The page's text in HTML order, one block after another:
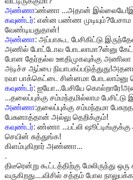
அண்ணா:ண்ணா ...அதான்
கவுண்டர்: என்ன பண்ண முடியும்?பேசாம
வேண்டியதுதான்!
அண்ணா: அப்பாகூட பேசிகிட்டு
அணில் போட்டோவ போடலாமா?ன்னு
போன தேர்தல்ல ஊதிமுகவுக்கு அணிலா
அடிச்ச ஆப்பை
ரவா பாக்கெட்டை சின்னமா போடலாம்னு
கவுண்டர்: ஐயோ...பேசியே
...தலைப்புக்கு சம்மந்தமில்லாம பேசிட்டு
அண்ணா:தலைப்புக்கு சம்மந்தமா
பேசுனாத்தான் அல்லு தெறிக்கும்!
கவுண்டர்: ண்ணா ...பட்லி ஷூட்டிங்குக்கு
செயின் சுத்துங்க!
கிளம்புகிறார் அண்ணா...
.
திடீரென்று கூட்டத்திற்கு மேலிருந்து ஒரு
வருகிறது....விசில் சத்தம் போல